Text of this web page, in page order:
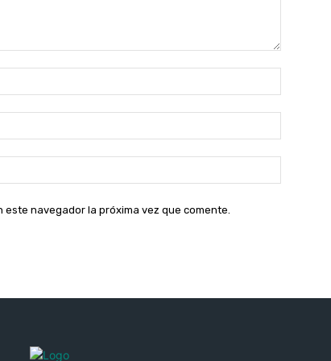
web:
navegador la próxima vez que comente.